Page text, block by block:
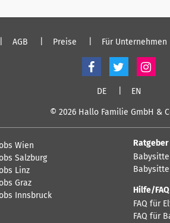
AGB Preise Für Unternehmen
DE EN
© 2026 Hallo Familie GmbH &
Wien
Salzburg
Linz
Graz
Innsbruck
Hilfe/FAQ
FAQ für
FAQ für